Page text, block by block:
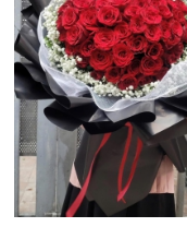
Mua ngay